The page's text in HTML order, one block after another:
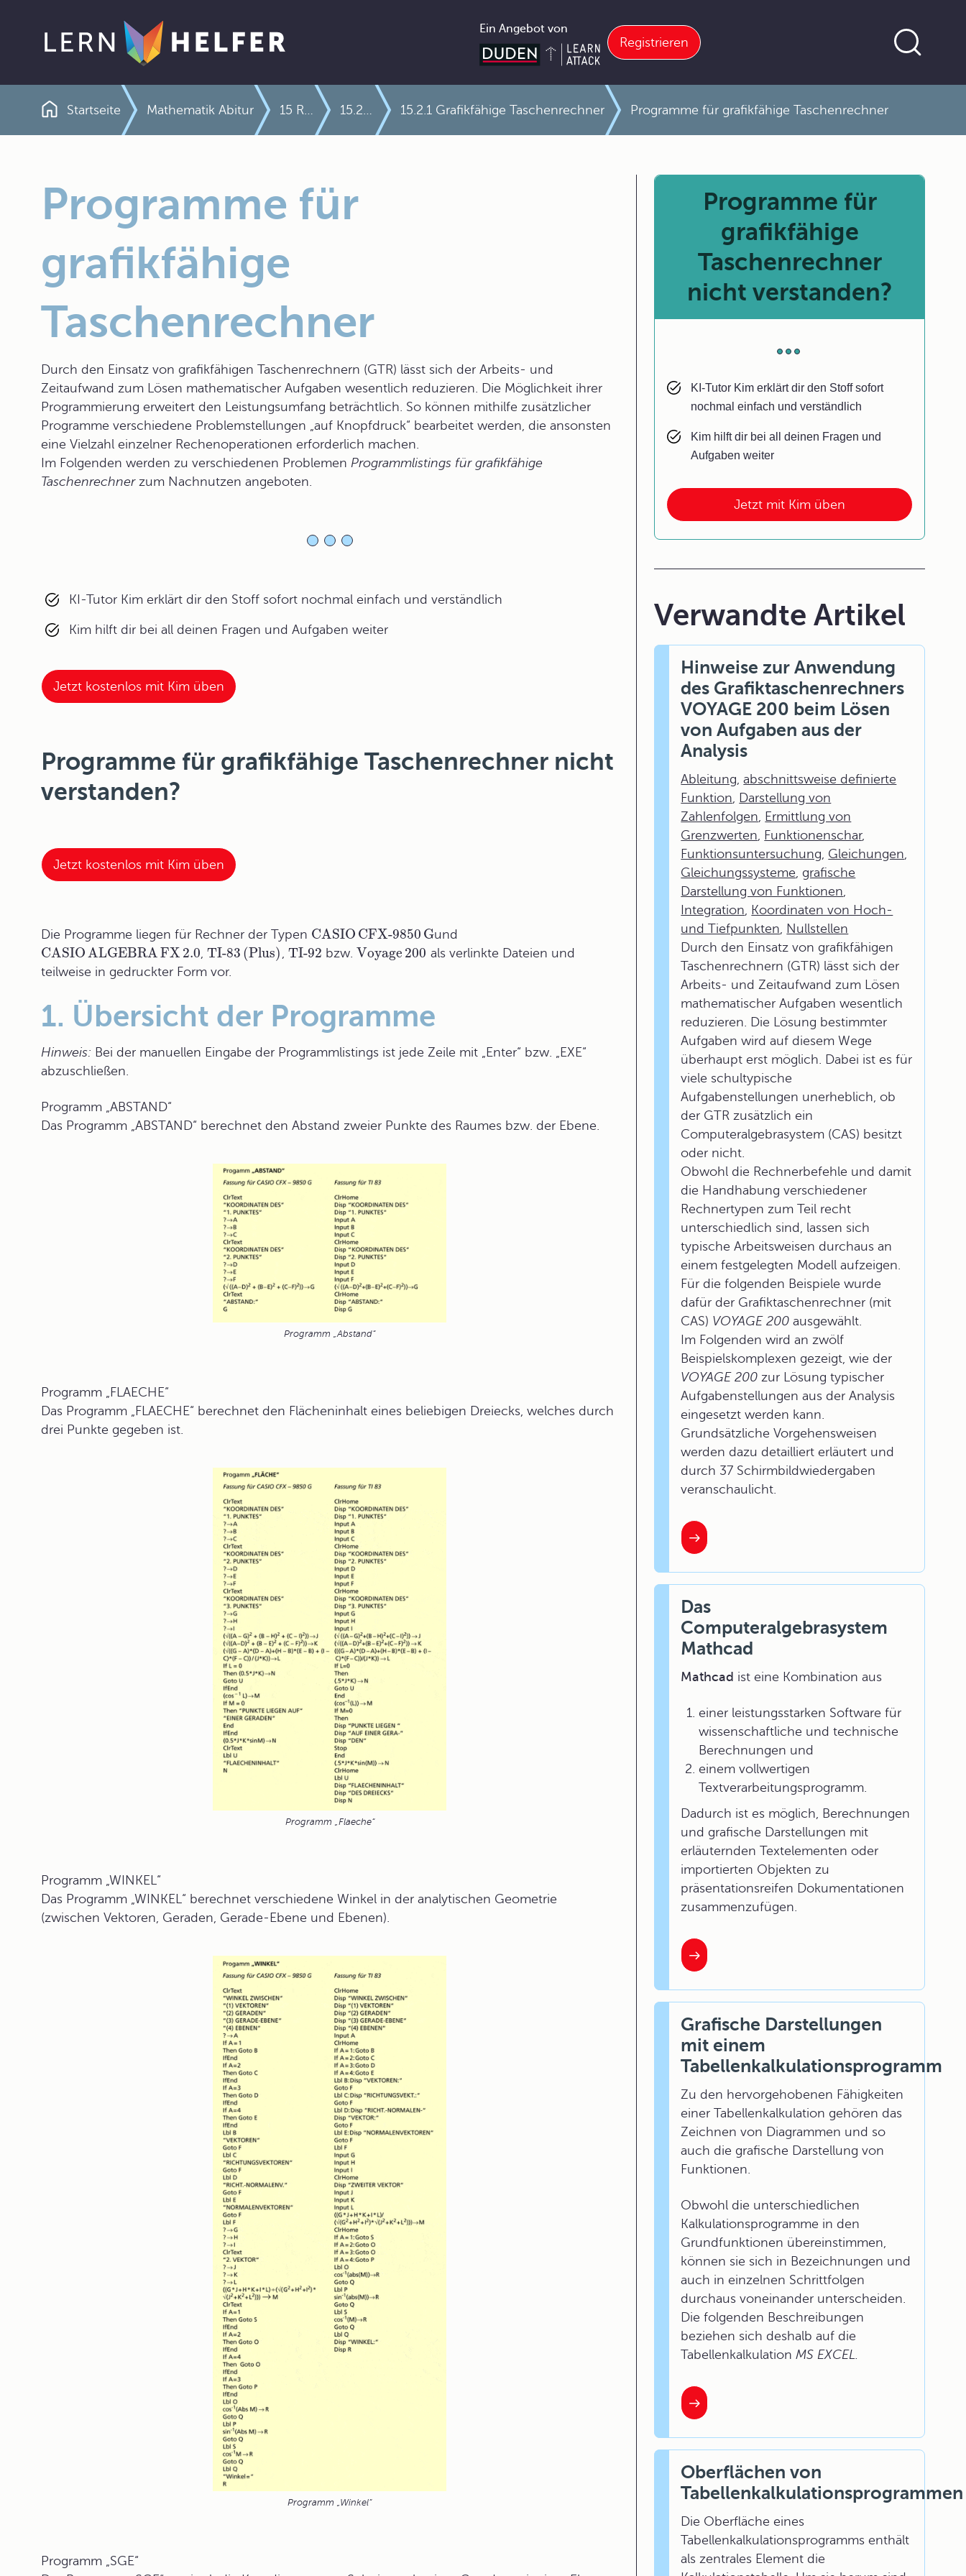
Ein Angebot von
Registrieren
Pfadnavigation
Startseite Mathematik Abitur 15.2.1 Grafikfähige Taschenrechner Programme für grafikfähige Taschenrechner
Programme für
grafikfähige
Taschenrechner
Durch den Einsatz von grafikfähigen Taschenrechnern (GTR) lässt sich der Arbeits- und
Zeitaufwand zum Lösen mathematischer Aufgaben wesentlich reduzieren. Die Möglichkeit ihrer
Programmierung erweitert den Leistungsumfang beträchtlich. So können mithilfe zusätzlicher
Programme verschiedene Problemstellungen „auf Knopfdruck“ bearbeitet werden, die ansonsten
eine Vielzahl einzelner Rechenoperationen erforderlich machen.
Im Folgenden werden zu verschiedenen Problemen Programmlistings für grafikfähige
Taschenrechnerzum Nachnutzen angeboten.
KI-Tutor Kim erklärt dir den Stoff sofort nochmal einfach und verständlich
Kim hilft dir bei all deinen Fragen und Aufgaben weiter
Jetzt kostenlos mit Kim üben
Programme für grafikfähige Taschenrechner nicht
verstanden?
Jetzt kostenlos mit Kim üben
Die Programme liegen für Rechner der Typen CASIO CFX-9850 Gund
CASIOALGEBRAFX 2.0,TI-83 (Plus) , TI-92 bzw. Voyage 200 als verlinkte Dateien und
teilweise in gedruckter Form vor.
1. Übersicht der Programme
Hinweis: Bei der manuellen Eingabe der Programmlistings ist jede Zeile mit „Enter“ bzw. „EXE“
abzuschließen.
Programm „ABSTAND“
Das Programm „ABSTAND“ berechnet den Abstand zweier Punkte des Raumes bzw. der Ebene.
Programm „Abstand“
Programm „FLAECHE“
Das Programm „ FLAECHE“ berechnet den Flächeninhalt eines beliebigen Dreiecks, welches durch
drei Punkte gegeben ist.
Programm „Flaeche“
Programm „WINKEL“
Das Programm „ WINKEL “ berechnet verschiedene Winkel in der analytischen Geometrie
(zwischen Vektoren, Geraden, Gerade-Ebene und Ebenen).
Programm „Winkel“
Programm „SGE“
Jetzt mit Kim üben
Programme für
grafikfähige
Taschenrechner
nicht verstanden?
KI-Tutor Kim erklärt dir den Stoff sofort
nochmal einfach und verständlich
Kim hilft dir bei all deinen Fragen und
Aufgaben weiter
Verwandte Artikel
Hinweise zur Anwendung
des Grafiktaschenrechners
VOYAGE 200 beim Lösen
von Aufgaben aus der
Analysis
Ableitung,abschnittsweise definierte
Funktion, Darstellung von
Zahlenfolgen, Ermittlung von
Grenzwerten, Funktionenschar,
Funktionsuntersuchung, Gleichungen,
Gleichungssysteme, grafische
Darstellung von Funktionen,
Integration, Koordinaten von Hoch-
und Tiefpunkten, Nullstellen
Durch den Einsatz von grafikfähigen
Taschenrechnern (GTR) lässt sich der
Arbeits- und Zeitaufwand zum Lösen
mathematischer Aufgaben wesentlich
reduzieren. Die Lösung bestimmter
Aufgaben wird auf diesem Wege
überhaupt erst möglich. Dabei ist es für
viele schultypische
Aufgabenstellungen unerheblich, ob
der GTR zusätzlich ein
Computeralgebrasystem (CAS) besitzt
oder nicht.
Obwohl die Rechnerbefehle und damit
die Handhabung verschiedener
Rechnertypen zum Teil recht
unterschiedlich sind, lassen sich
typische Arbeitsweisen durchaus an
einem festgelegten Modell aufzeigen.
Für die folgenden Beispiele wurde
dafür der Grafiktaschenrechner (mit
CAS) VOYAGE 200 ausgewählt.
Im Folgenden wird an zwölf
Beispielskomplexen gezeigt, wie der
VOYAGE 200 zur Lösung typischer
Aufgabenstellungen aus der Analysis
eingesetzt werden kann.
Grundsätzliche Vorgehensweisen
werden dazu detailliert erläutert und
durch 37 Schirmbildwiedergaben
veranschaulicht.
Das
Computeralgebrasystem
Mathcad
Mathcad ist eine Kombination aus
einer leistungsstarken Software für
wissenschaftliche und technische
Berechnungen und
einem vollwertigen
Textverarbeitungsprogramm.
Dadurch ist es möglich, Berechnungen
und grafische Darstellungen mit
erläuternden Textelementen oder
importierten Objekten zu
präsentationsreifen Dokumentationen
zusammenzufügen.
Grafische Darstellungen
mit einem
Tabellenkalkulationsprogramm
Zu den hervorgehobenen Fähigkeiten
einer Tabellenkalkulation gehören das
Zeichnen von Diagrammen und so
auch die grafische Darstellung von
Funktionen.
Obwohl die unterschiedlichen
Kalkulationsprogramme in den
Grundfunktionen übereinstimmen,
können sie sich in Bezeichnungen und
auch in einzelnen Schrittfolgen
durchaus voneinander unterscheiden.
Die folgenden Beschreibungen
beziehen sich deshalb auf die
TabellenkalkulationMS EXCEL.
Oberflächen von
Tabellenkalkulationsprogrammen
Die Oberfläche eines
Tabellenkalkulationsprogramms enthält
als zentrales Element die